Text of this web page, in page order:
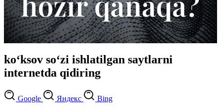
ko‘ksov so‘zi ishlatilgan saytlarni
internetda qidiring
Google Яндекс Bing